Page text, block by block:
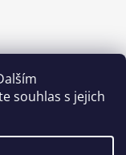
souhlas s jejich